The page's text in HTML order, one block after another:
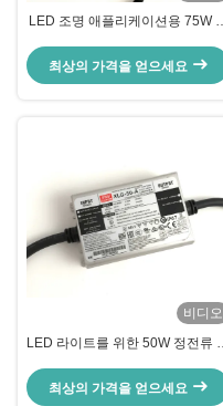
LED 조명 애플리케이션용 75W 정
입력)
최상의 가격을 얻으세요
비디오
LED 라이트를 위한 50W 정전류 주
54v 민웰 운전자
최상의 가격을 얻으세요